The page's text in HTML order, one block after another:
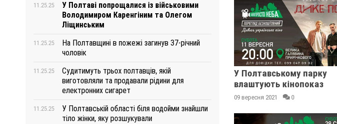
11.25.25
У Полтаві попрощалися із військовими
Володимиром Каренгіним та Олегом
Ліщинським
11.25.25
На Полтавщині в пожежі загинув 37-річний
чоловік
11.25.25
Судитимуть трьох полтавців, якій
виготовляли та продавали рідини для
електронних сигарет
11.25.25
У Полтавській області біля водойми знайшли
тіло жінки, яку розшукували
У Полтавському парку
влаштують кінопоказ
09 вересня 2021 0